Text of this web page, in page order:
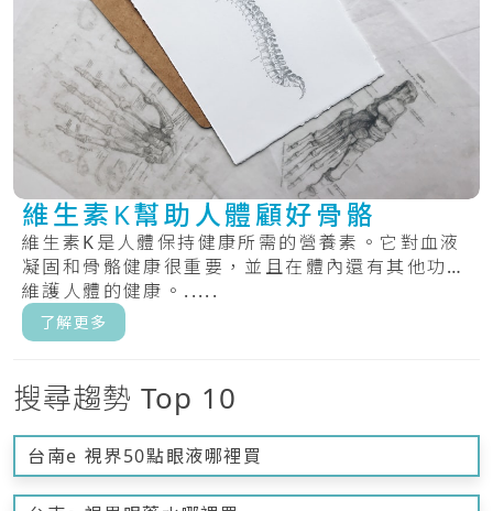
維生素K幫助人體顧好骨骼
維生素K是人體保持健康所需的營養素。它對血液
凝固和骨骼健康很重要，並且在體內還有其他功能
維護人體的健康。.....
了解更多
搜尋趨勢 Top 10
台南e 視界50點眼液哪裡買